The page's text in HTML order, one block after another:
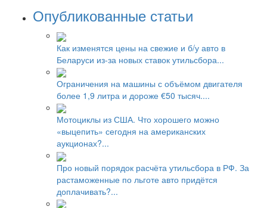
Опубликованные статьи
Как изменятся цены на свежие и б/у авто в
Беларуси из-за новых ставок утильсбора...
Ограничения на машины с объёмом двигателя
более 1,9 литра и дороже €50 тысяч....
Мотоциклы из США. Что хорошего можно
«выцепить» сегодня на американских
аукционах?...
Про новый порядок расчёта утильсбора в РФ. За
растаможенные по льготе авто придётся
доплачивать?...